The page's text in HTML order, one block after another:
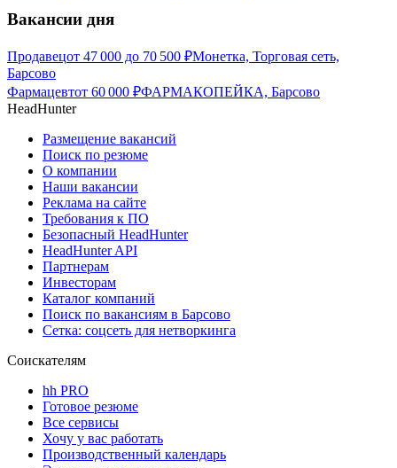
Вакансии дня
Продавецот 47 000 до 70 500 ₽Монетка, Торговая сеть,
Барсово
Фармацевтот 60 000 ₽ФАРМАКОПЕЙКА, Барсово
HeadHunter
Размещение вакансий
Поиск по резюме
О компании
Наши вакансии
Реклама на сайте
Требования к ПО
Безопасный HeadHunter
HeadHunter API
Партнерам
Инвесторам
Каталог компаний
Поиск по вакансиям в Барсово
Сетка: соцсеть для нетворкинга
Соискателям
hh PRO
Готовое резюме
Все сервисы
Хочу у вас работать
Производственный календарь